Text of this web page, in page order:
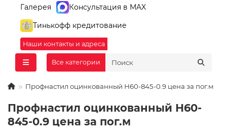
Галерея
Консультация в MAX
Тинькофф кредитование
Наши контакты и адреса
Все категории
Профнастил оцинкованный Н60-845-0.9 цена за пог.м
Профнастил оцинкованный Н60-
845-0.9 цена за пог.м